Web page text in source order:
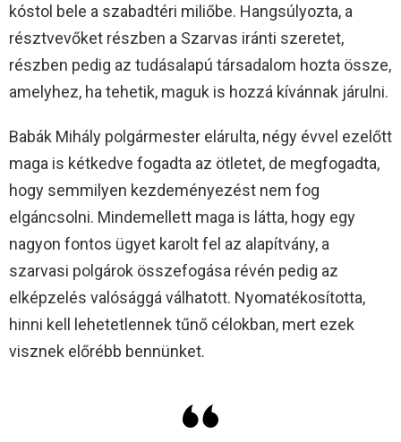
kóstol bele a szabadtéri miliőbe. Hangsúlyozta, a
résztvevőket részben a Szarvas iránti szeretet,
részben pedig az tudásalapú társadalom hozta össze,
amelyhez, ha tehetik, maguk is hozzá kívánnak járulni.
Babák Mihály polgármester elárulta, négy évvel ezelőtt
maga is kétkedve fogadta az ötletet, de megfogadta,
hogy semmilyen kezdeményezést nem fog
elgáncsolni. Mindemellett maga is látta, hogy egy
nagyon fontos ügyet karolt fel az alapítvány, a
szarvasi polgárok összefogása révén pedig az
elképzelés valósággá válhatott. Nyomatékosította,
hinni kell lehetetlennek tűnő célokban, mert ezek
visznek előrébb bennünket.